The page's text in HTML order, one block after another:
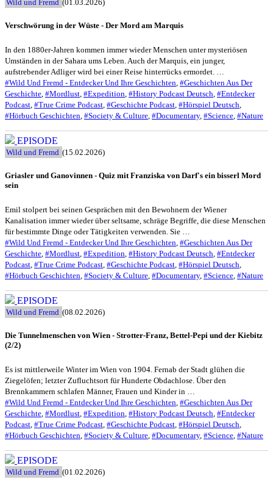
Wild und Fremd (01.03.2026)
Verschwörung in der Wüste - Der Mord am Marquis
In den 1880er-Jahren kommen immer wieder Menschen unter mysteriösen
Umständen in der Sahara ums Leben. Auch der Marquis, ein junger,
aufstrebender Adliger wird bei einer Reise hinterrücks ermordet. …
#Wild Und Fremd - Entdecker Und Ihre Geschichten, #Geschichten Aus Der
Geschichte, #Mordlust, #Expedition, #History Podcast Deutsch, #Entdecker
Podcast, #True Crime Podcast, #Geschichte Podcast, #Hörspiel Deutsch,
#Hörbuch Geschichten, #Society & Culture, #Documentary, #Science, #Nature
EPISODE
Wild und Fremd (15.02.2026)
Griasler und Ganovinnen - Quiz mit Franziska von Darf's ein bisserl Mord
sein
Emil stolpert bei seinen Gesprächen mit den Bewohnern der Wiener
Kanalisation immer wieder über seltsame, schräge Begriffe, die diese Menschen
für bestimmte Dinge oder Tätigkeiten verwenden. Sie …
#Wild Und Fremd - Entdecker Und Ihre Geschichten, #Geschichten Aus Der
Geschichte, #Mordlust, #Expedition, #History Podcast Deutsch, #Entdecker
Podcast, #True Crime Podcast, #Geschichte Podcast, #Hörspiel Deutsch,
#Hörbuch Geschichten, #Society & Culture, #Documentary, #Science, #Nature
EPISODE
Wild und Fremd (08.02.2026)
Die Tunnelmenschen von Wien - Strotter-Franz, Bettel-Pepi und der Kiebitz
(2/2)
Es ist mittlerweile Winter im Wien von 1904. Fernab der Stadt glühen die
Ziegelöfen; letzter Zufluchtsort für Hunderte Obdachlose. Über den
Brennkammern schlafen Männer, Frauen und Kinder in …
#Wild Und Fremd - Entdecker Und Ihre Geschichten, #Geschichten Aus Der
Geschichte, #Mordlust, #Expedition, #History Podcast Deutsch, #Entdecker
Podcast, #True Crime Podcast, #Geschichte Podcast, #Hörspiel Deutsch,
#Hörbuch Geschichten, #Society & Culture, #Documentary, #Science, #Nature
EPISODE
Wild und Fremd (01.02.2026)